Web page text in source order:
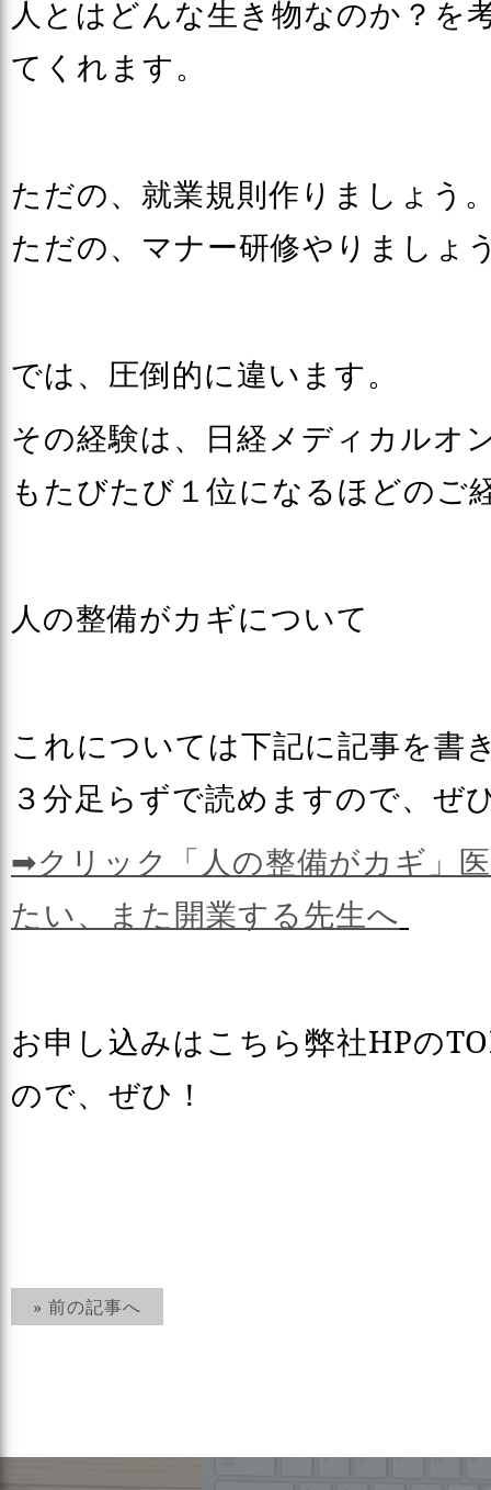
人とはどんな生き物なのか？を
てくれます。
ただの、就業規則作りましょう
ただの、マナー研修やりましょ
では、圧倒的に違います。
その経験は、日経メディカルオ
もたびたび１位になるほどのご
人の整備がカギについて
これについては下記に記事を書
３分足らずで読めますので、ぜ
➡クリック「人の整備がカギ」
たい、また開業する先生へ
お申し込みはこちら弊社HPの
ので、ぜひ！
» 前の記事へ